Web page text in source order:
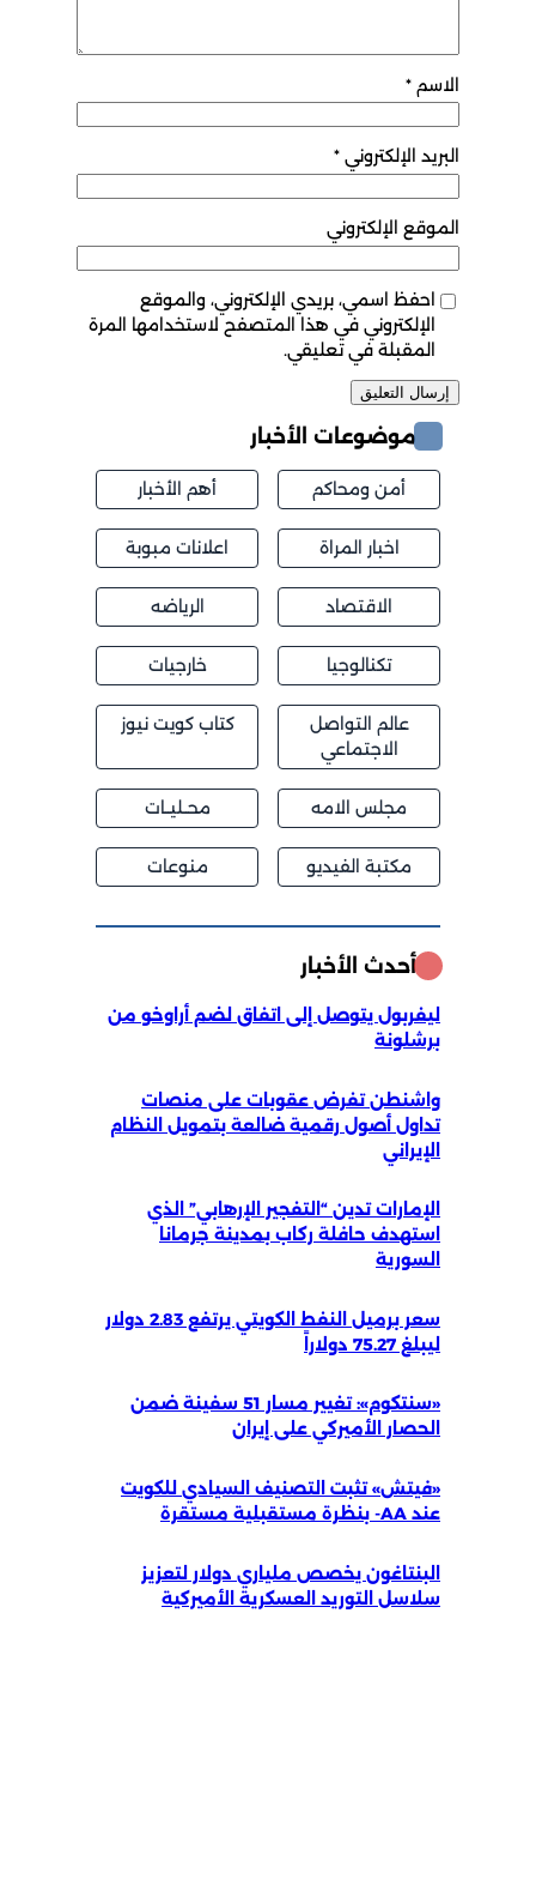
الاسم *
البريد الإلكتروني *
الموقع الإلكتروني
احفظ اسمي، بريدي الإلكتروني، والموقع
الإلكتروني في هذا المتصفح لاستخدامها المرة
المقبلة في تعليقي.
موضوعات الأخبار
أمن ومحاكم أهم الأخبار
اخبار المراة اعلانات مبوبة
الاقتصاد الرياضه
تكنالوجيا خارجيات
عالم التواصل
الاجتماعي
كتاب كويت نيوز
مجلس الامه محــليــات
مكتبة الفيديو منوعات
أحدث الأخبار
ليفربول يتوصل إلى اتفاق لضم أراوخو من
برشلونة
واشنطن تفرض عقوبات على منصات
تداول أصول رقمية ضالعة بتمويل النظام
الإيراني
الإمارات تدين “التفجير الإرهابي” الذي
استهدف حافلة ركاب بمدينة جرمانا
السورية
سعر برميل النفط الكويتي يرتفع 2.83 دولار
ليبلغ 75.27 دولاراً
«سنتكوم»: تغيير مسار 51 سفينة ضمن
الحصار الأميركي على إيران
«فيتش» تثبت التصنيف السيادي للكويت
عند AA- بنظرة مستقبلية مستقرة
البنتاغون يخصص ملياري دولار لتعزيز
سلاسل التوريد العسكرية الأميركية